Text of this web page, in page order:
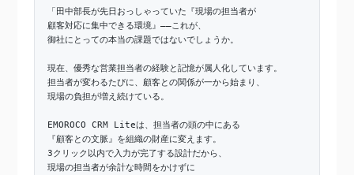
「田中部長が先日おっしゃっていた『現場の担当者が
顧客対応に集中できる環境』——これが、
御社にとっての本当の課題ではないでしょうか。
現在、優秀な営業担当者の経験と記憶が属人化しています。
担当者が変わるたびに、顧客との関係が一から始まり、
現場の負担が増え続けている。
EMOROCO CRM Liteは、担当者の頭の中にある
『顧客との文脈』を組織の財産に変えます。
3クリック以内で入力が完了する設計だから、
現場の担当者が余計な時間をかけずに